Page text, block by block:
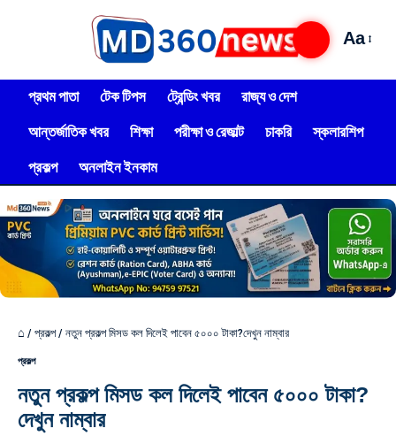
Aa
প্রথম পাতা টেক টিপস ট্রেন্ডিং খবর
রাজ্য ও দেশ
আন্তর্জাতিক খবর
শিক্ষা পরীক্ষা ও রেজাল্ট চাকরি
স্কলারশিপ
প্রকল্প
অনলাইন ইনকাম
⌂ / প্রকল্প/ নতুন প্রকল্প মিসড কল দিলেই পাবেন ৫০০০ টাকা?দেখুন নাম্বার
প্রকল্প
নতুন প্রকল্প মিসড কল দিলেই পাবেন ৫০০০ টাকা?
দেখুন নাম্বার